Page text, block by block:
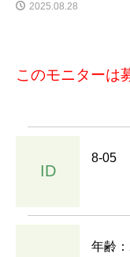
2025.08.28
このモニターは
ID
8-05
年齢